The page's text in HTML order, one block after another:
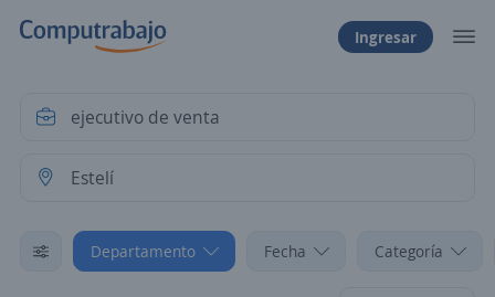
Ingresar
Departamento Fecha Categoría